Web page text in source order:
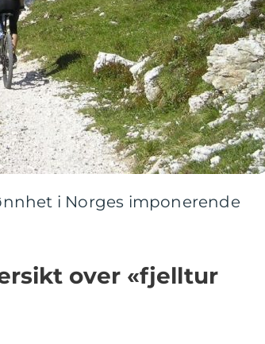
i Norges imponerende
over «fjelltur